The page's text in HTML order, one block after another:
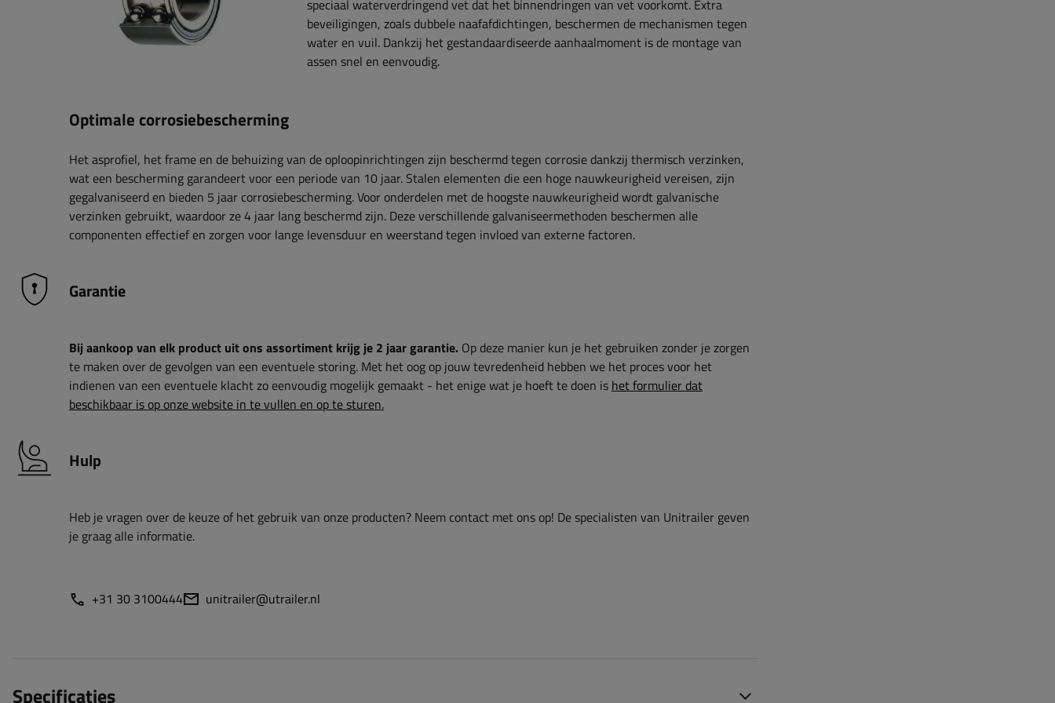
speciaal waterverdringend vet dat het binnendringen van vet voorkomt. Extra
beveiligingen, zoals dubbele naafafdichtingen, beschermen de mechanismen tegen
water en vuil. Dankzij het gestandaardiseerde aanhaalmoment is de montage van
assen snel en eenvoudig.
Optimale corrosiebescherming
Het asprofiel, het frame en de behuizing van de oploopinrichtingen zijn beschermd tegen corrosie dankzij thermisch verzinken,
wat een bescherming garandeert voor een periode van 10 jaar. Stalen elementen die een hoge nauwkeurigheid vereisen, zijn
gegalvaniseerd en bieden 5 jaar corrosiebescherming. Voor onderdelen met de hoogste nauwkeurigheid wordt galvanische
verzinken gebruikt, waardoor ze 4 jaar lang beschermd zijn. Deze verschillende galvaniseermethoden beschermen alle
componenten effectief en zorgen voor lange levensduur en weerstand tegen invloed van externe factoren.
Garantie
Bij aankoop van elk product uit ons assortiment krijg je 2 jaar garantie. Op deze manier kun je het gebruiken zonder je zorgen
te maken over de gevolgen van een eventuele storing. Met het oog op jouw tevredenheid hebben we het proces voor het
indienen van een eventuele klacht zo eenvoudig mogelijk gemaakt - het enige wat je hoeft te doen is het formulier dat
beschikbaar is op onze website in te vullen en op te sturen.
Hulp
Heb je vragen over de keuze of het gebruik van onze producten? Neem contact met ons op! De specialisten van Unitrailer geven
je graag alle informatie.
+31 30 3100444 unitrailer@utrailer.nl
Specificaties